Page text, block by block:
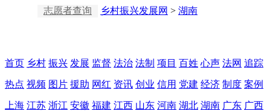
志愿者查询 乡村振兴发展网 > 湖南
首页 乡村 振兴 发展 监督 法治 法制 项目 百姓 心声 法网 追踪
热点 视频 图片 援助 网红 资讯 创业 信用 党建 经济 制度 案例
上海 江苏 浙江 安徽 福建 江西 山东 河南 湖北 湖南 广东 广西